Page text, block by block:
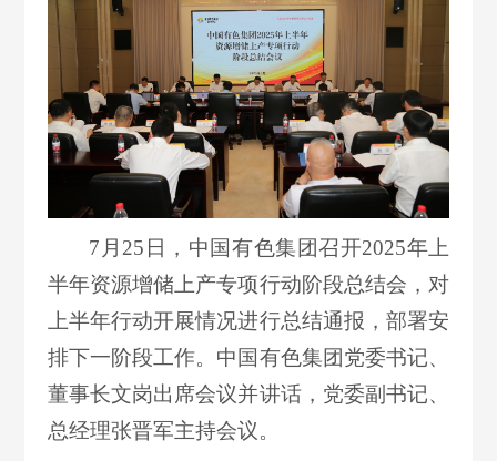
7月25日，中国有色集团召开2025年上
半年资源增储上产专项行动阶段总结会，对
上半年行动开展情况进行总结通报，部署安
排下一阶段工作。中国有色集团党委书记、
董事长文岗出席会议并讲话，党委副书记、
总经理张晋军主持会议。